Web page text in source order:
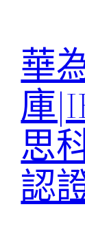
華
庫
思
認